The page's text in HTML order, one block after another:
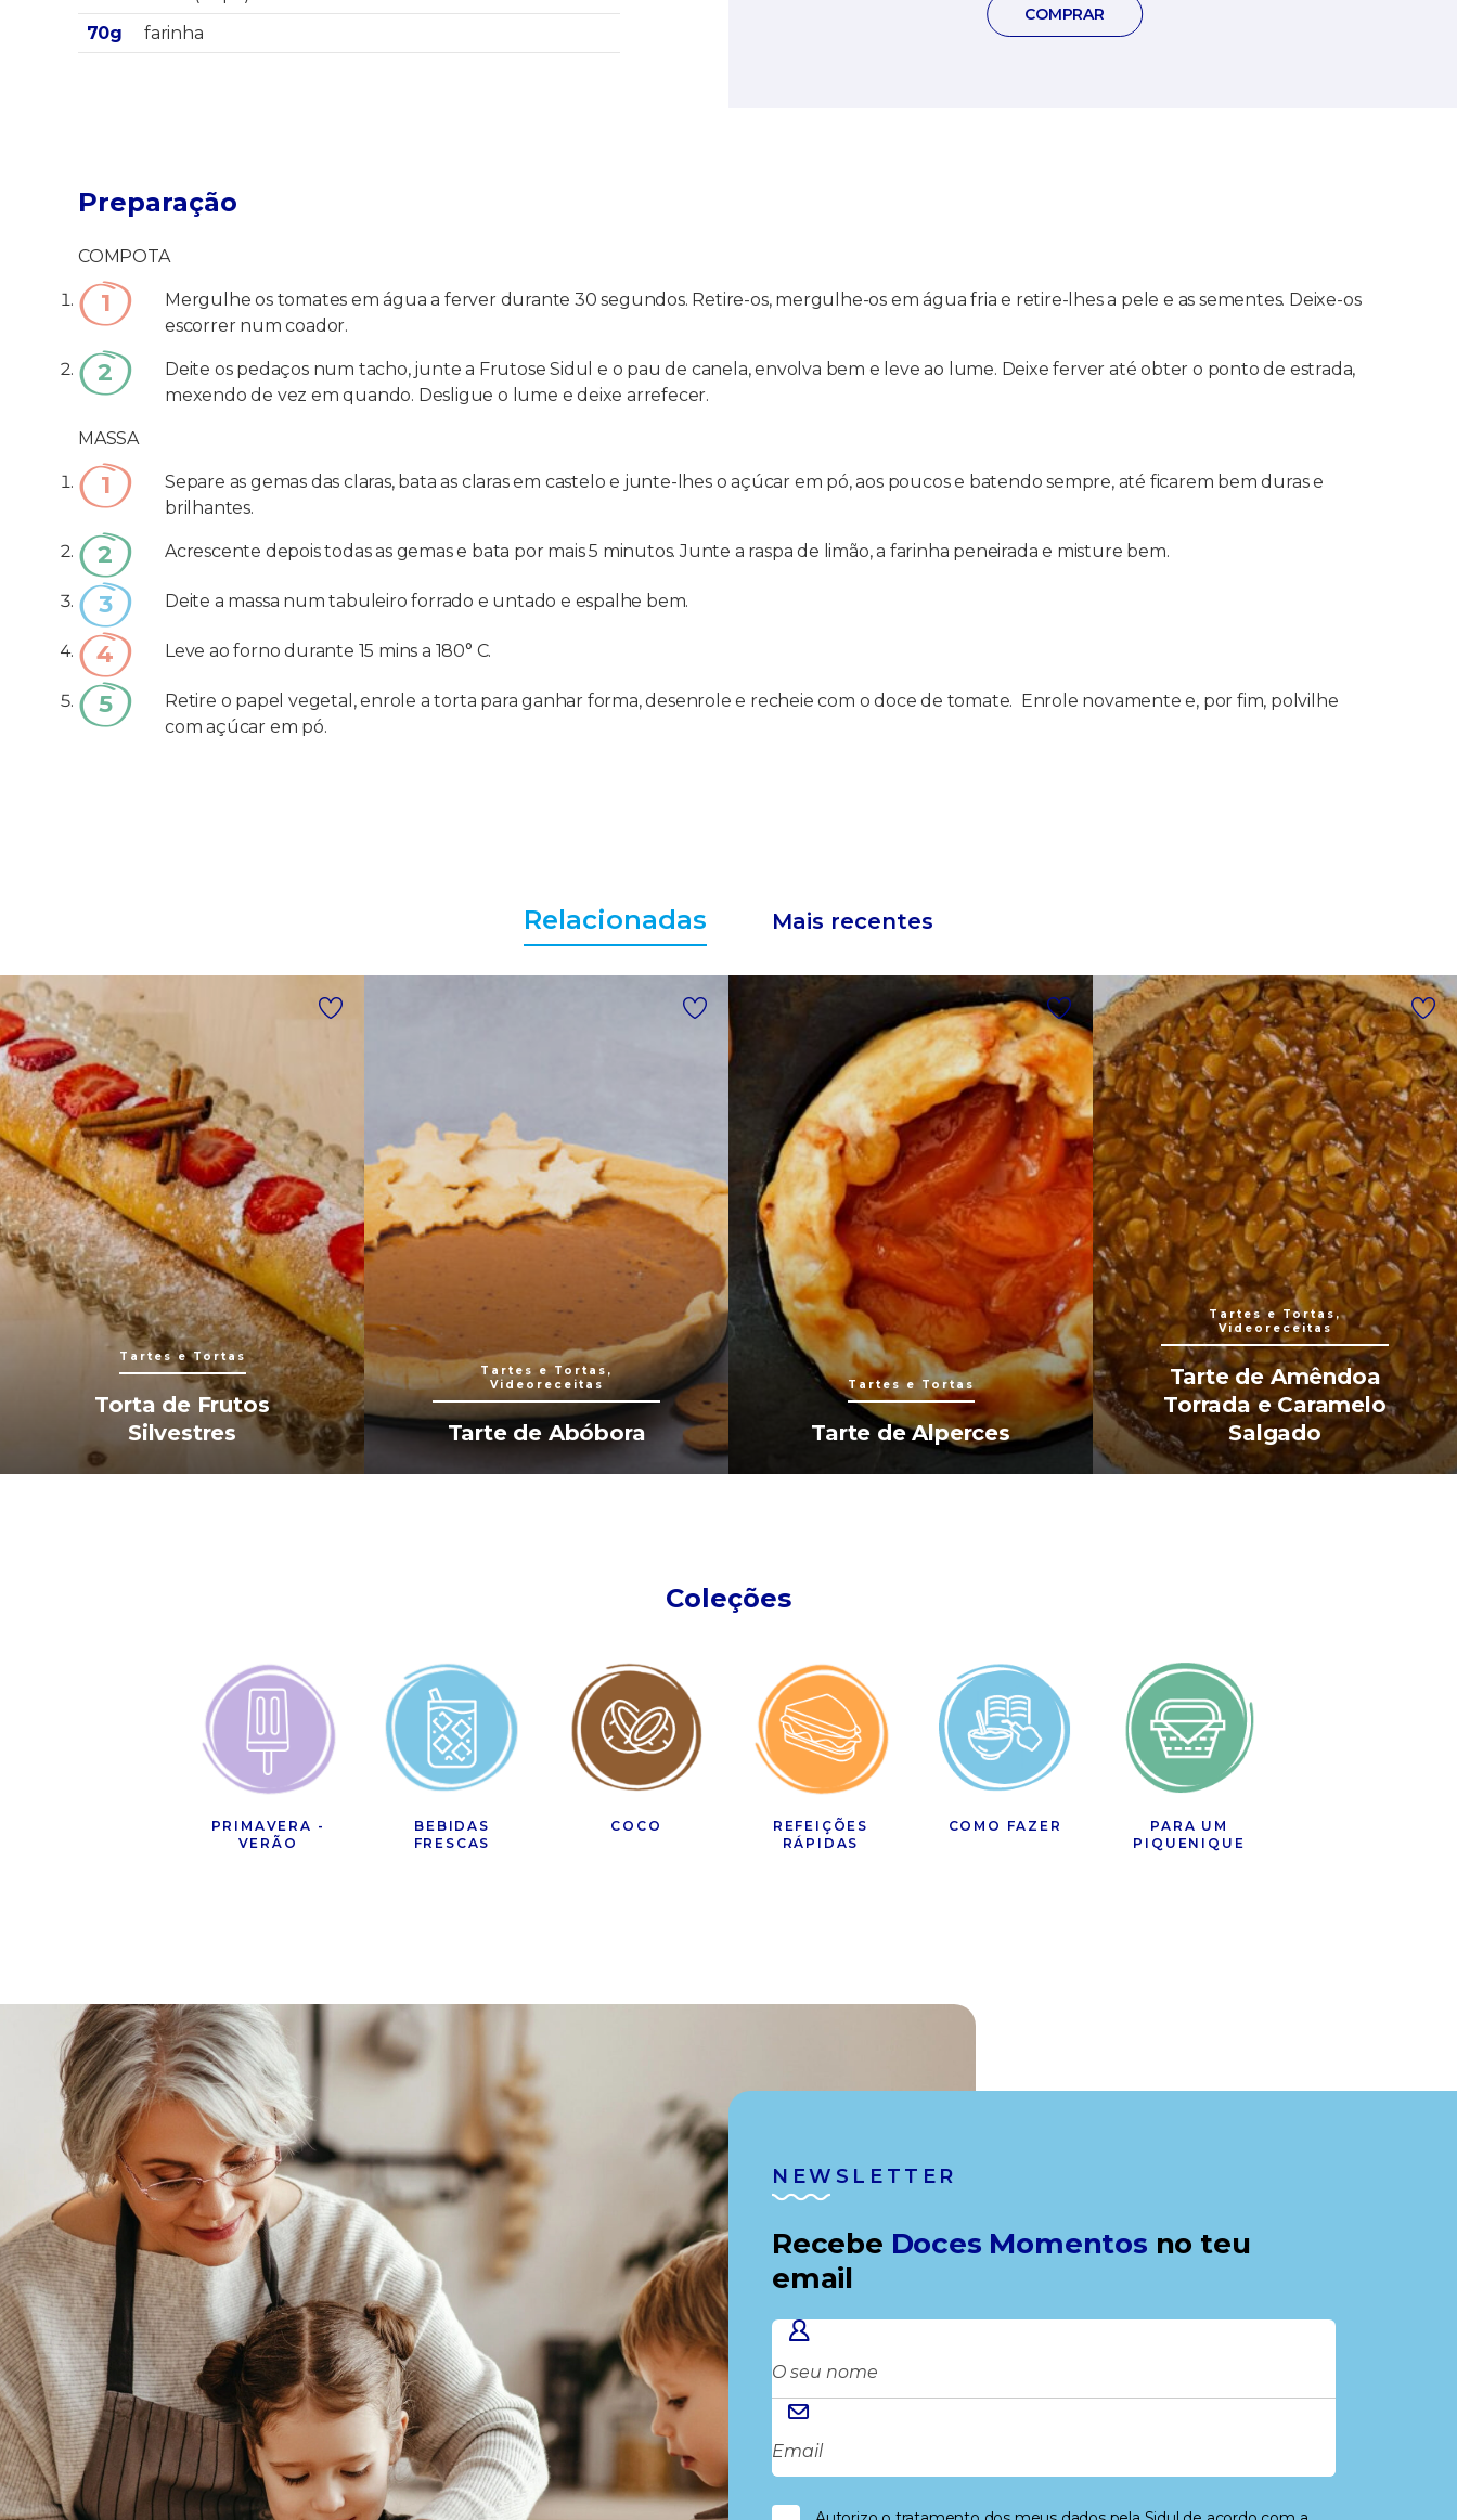
70g
farinha
COMPRAR
Preparação
COMPOTA
Mergulhe os tomates em água a ferver durante 30 segundos. Retire-os, mergulhe-os em água fria e retire-lhes a pele e as sementes. Deixe-os
escorrer num coador.
Deite os pedaços num tacho, junte a Frutose Sidul e o pau de canela, envolva bem e leve ao lume. Deixe ferver até obter o ponto de estrada,
mexendo de vez em quando. Desligue o lume e deixe arrefecer.
MASSA
Separe as gemas das claras, bata as claras em castelo e junte-lhes o açúcar em pó, aos poucos e batendo sempre, até ficarem bem duras e
brilhantes.
Acrescente depois todas as gemas e bata por mais 5 minutos. Junte a raspa de limão, a farinha peneirada e misture bem.
Deite a massa num tabuleiro forrado e untado e espalhe bem.
Leve ao forno durante 15 mins a 180° C.
Retire o papel vegetal, enrole a torta para ganhar forma, desenrole e recheie com o doce de tomate. Enrole novamente e, por fim, polvilhe
com açúcar em pó.
Relacionadas Mais recentes
Tartes e Tortas
Torta de Frutos
Silvestres
Tartes e Tortas,
Videoreceitas
Tarte de Abóbora
Tartes e Tortas
Tarte de Alperces
Tartes e Tortas,
Videoreceitas
Tarte de Amêndoa
Torrada e Caramelo
Salgado
Coleções
PRIMAVERA -
VERÃO
BEBIDAS
FRESCAS
COCO
REFEIÇÕES
RÁPIDAS
COMO FAZER
PARA UM
PIQUENIQUE
NEWSLETTER
Recebe Doces Momentos no teu
email